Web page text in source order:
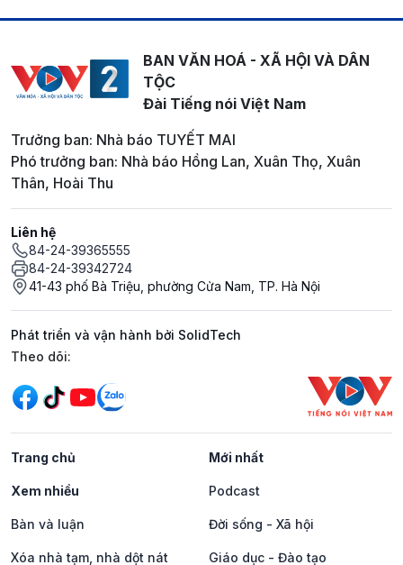
BAN VĂN HOÁ - XÃ HỘI VÀ DÂN
TỘC
Đài Tiếng nói Việt Nam
Trưởng ban: Nhà báo TUYẾT MAI
Phó trưởng ban: Nhà báo Hồng Lan, Xuân Thọ, Xuân
Thân, Hoài Thu
Liên hệ
84-24-39365555
84-24-39342724
41-43 phố Bà Triệu, phường Cửa Nam, TP. Hà Nội
Phát triển và vận hành bởi SolidTech
Mạng xã hội
Theo dõi:
Trang chủ Mới nhất
Xem nhiều Podcast
Bàn và luận Đời sống - Xã hội
Xóa nhà tạm, nhà dột nát Giáo dục - Đào tạo